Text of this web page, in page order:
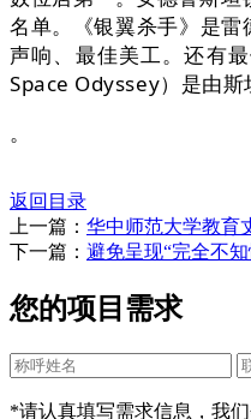
名单。《银翼杀手》是
声响、最佳美工。还有
Space Odyssey）是由斯
。
返回目录
上一篇： 华中师范大学教育
下一篇： 避免呈现“完全不
您的项目需求
*请认真填写需求信息，我